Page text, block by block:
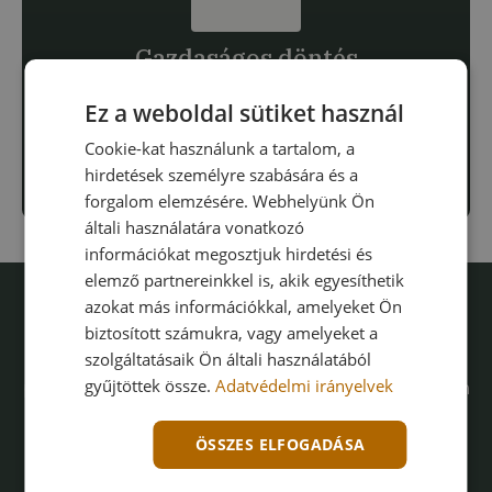
Gazdaságos döntés
megtérülést tartjuk szem előtt: ciklusidő és
kapacitás alapján üzletileg indokolt
megoldást méretezünk.
Kérj árajánlatot
Segítünk megtalálni a számodra legmegfelelőbb
pick and place robotalkalmazást. Az alábbi űrlapon
szakembereink 24 órán belül felveszik veled a
kapcsolatot.
Ez a weboldal sütiket használ
Cookie-kat használunk a tartalom, a
hirdetések személyre szabására és a
forgalom elemzésére. Webhelyünk Ön
általi használatára vonatkozó
információkat megosztjuk hirdetési és
elemző partnereinkkel is, akik egyesíthetik
azokat más információkkal, amelyeket Ön
biztosított számukra, vagy amelyeket a
szolgáltatásaik Ön általi használatából
gyűjtöttek össze.Adatvédelmi irányelvek
ÖSSZES ELFOGADÁSA